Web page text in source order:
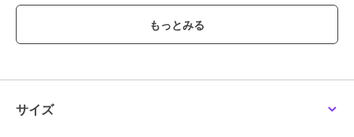
た汗ジミが目立たない機能に特化したアイテム"ZERO STAIN（ゼロス
テイン）"シリーズが今年も遂に登場。
ZERO STAINは生地表面を特殊加工することで、汗じみが出にくい特
生地の表裏に異なる加工を施すことで汗ジミを効果的に防止し、汗ジ
ミを気にせず快適に過ごすことができます。
サイズ